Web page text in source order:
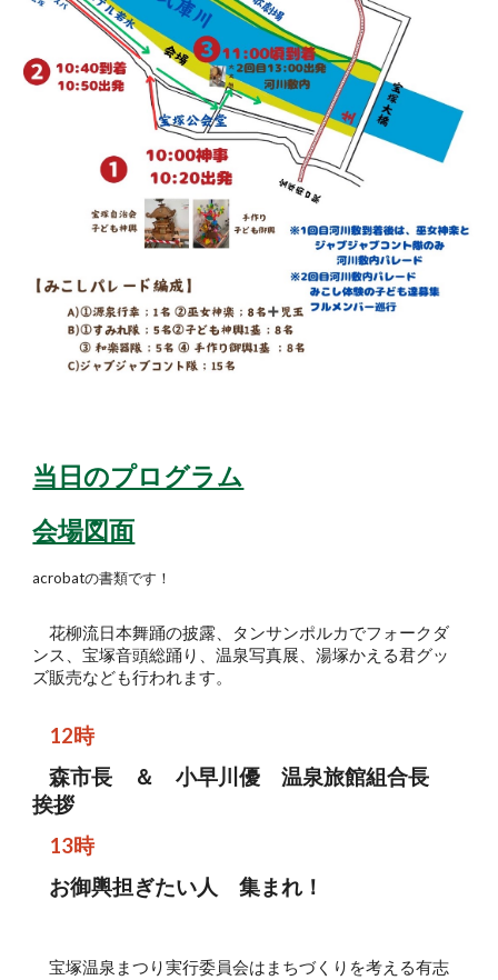
当日のプログラム
会場図面
acrobatの書類です！
花柳流日本舞踊の披露、タンサンポルカでフォークダ
ンス、宝塚音頭総踊り、温泉写真展、湯塚かえる君グッ
ズ販売なども行われます。
12時
森市長 ＆ 小早川優 温泉旅館組合長
挨拶
13時
お御輿担ぎたい人 集まれ！
宝塚温泉まつり実行委員会はまちづくりを考える有志